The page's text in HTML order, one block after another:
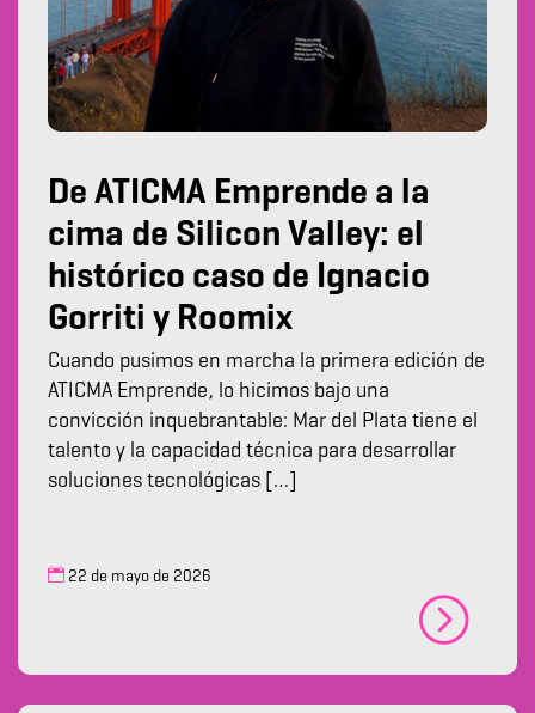
De ATICMA Emprende a la
cima de Silicon Valley: el
histórico caso de Ignacio
Gorriti y Roomix
Cuando pusimos en marcha la primera edición de
ATICMA Emprende, lo hicimos bajo una
convicción inquebrantable: Mar del Plata tiene el
talento y la capacidad técnica para desarrollar
soluciones tecnológicas […]
22 de mayo de 2026